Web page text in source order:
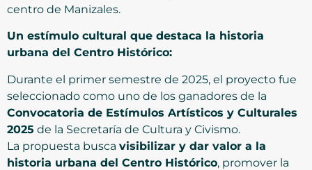
centro de Manizales.
Un estímulo cultural que destaca la historia
urbana del Centro Histórico:
Durante el primer semestre de 2025, el proyecto fue
seleccionado como uno de los ganadores de la
Convocatoria de Estímulos Artísticos y Culturales
2025 de la Secretaría de Cultura y Civismo.
La propuesta busca visibilizar y dar valor a la
historia urbana del Centro Histórico, promover la